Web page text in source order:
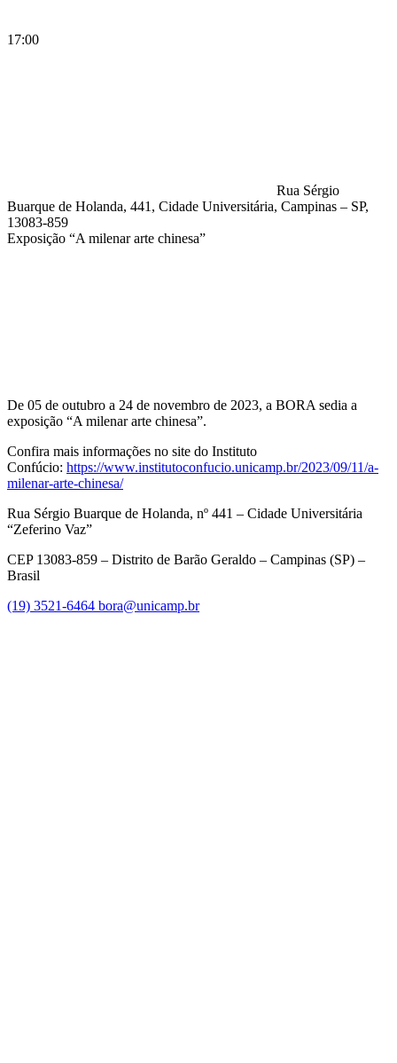
17:00
Rua Sérgio
Buarque de Holanda, 441, Cidade Universitária, Campinas – SP,
13083-859
Exposição “A milenar arte chinesa”
De 05 de outubro a 24 de novembro de 2023, a BORA sedia a
exposição “A milenar arte chinesa”.
Confira mais informações no site do Instituto
Confúcio: https://www.institutoconfucio.unicamp.br/2023/09/11/a-
milenar-arte-chinesa/
Rua Sérgio Buarque de Holanda, nº 441 – Cidade Universitária
“Zeferino Vaz”
CEP 13083-859 – Distrito de Barão Geraldo – Campinas (SP) –
Brasil
(19) 3521-6464 bora@unicamp.br